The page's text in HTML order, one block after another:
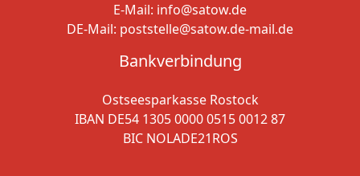
E-Mail: info@satow.de
DE-Mail: poststelle@satow.de-mail.de
Bankverbindung
Ostseesparkasse Rostock
IBAN DE54 1305 0000 0515 0012 87
BIC NOLADE21ROS